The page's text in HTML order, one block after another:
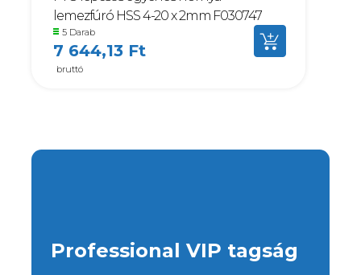
lemezfúró HSS 4-20 x 2mm F030747
5 Darab
7 644,13 Ft
bruttó
Professional VIP tagság